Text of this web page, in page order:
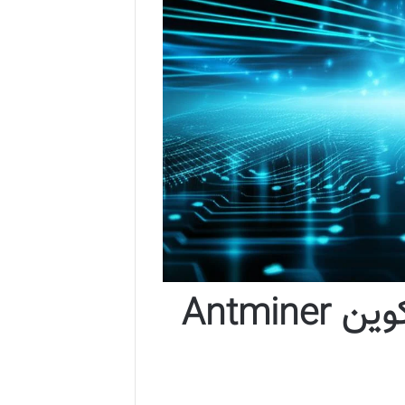
قیمت دستگاه استخراج بیت کوین Antminer